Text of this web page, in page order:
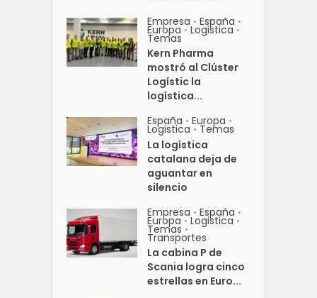
Empresa • España •
Europa • Logistica •
Temas
Kern Pharma
mostró al Clúster
Logístic la
logística...
España • Europa •
Logistica • Temas
La logística
catalana deja de
aguantar en
silencio
Empresa • España •
Europa • Logistica •
Temas •
Transportes
La cabina P de
Scania logra cinco
estrellas en Euro...